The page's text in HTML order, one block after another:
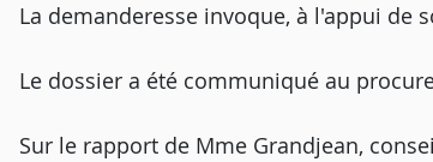
La demanderesse invoque, à l'appui de
Le dossier a été communiqué au
Sur le rapport de Mme Grandjean,